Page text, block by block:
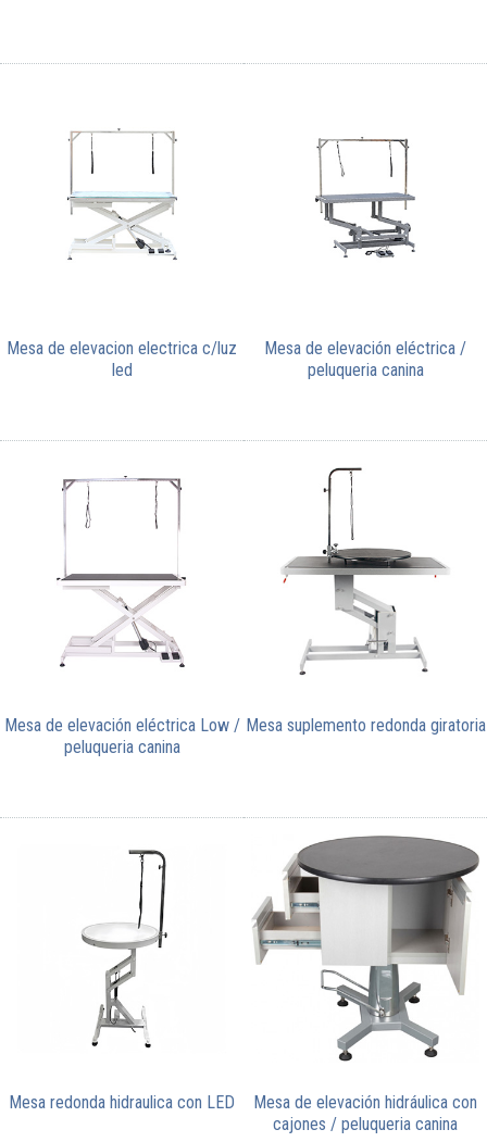
Mesa de elevacion electrica c/luz
led
Mesa de elevación eléctrica /
peluqueria canina
Mesa de elevación eléctrica Low /
peluqueria canina
Mesa suplemento redonda giratoria
Mesa redonda hidraulica con LED
Mesa de elevación hidráulica con
cajones / peluqueria canina